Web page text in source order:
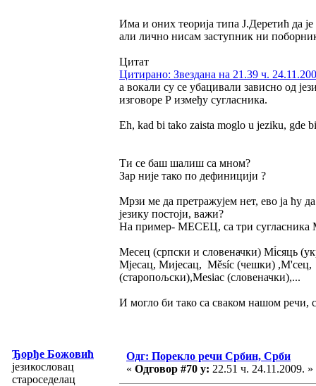
Има и оних теорија типа Ј.Деретић да
али лично нисам заступник ни
Цитат
Цитирано: Звездана на 21.39 ч.
а вокали су се убацивали зависно од
изговоре Р између сугласника.
Eh, kad bi tako zaista moglo u jeziku, gde
Ти се баш шалиш са мном?
Зар није тако по дефиницији ?
Мрзи ме да претражујем нет, ево ја ћу
језику постоји, важи?
На пример- МЕСЕЦ, са три сугласника
Месец (српски и словеначки) Мі́сяць
Мјесац, Мијесац, Měsíc (чешки)
(старопољски),Mesiac (словеначки),...
И могло би тако са сваком нашом речи,
Ђорђе Божовић
језикословац
староседелац
Одг: Порекло речи Србин, Срби
« Одговор #70 у: 22.51 ч. 24.11.2009. »